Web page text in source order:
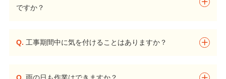
ですか？
Q. 工事期間中に気を付けることはありますか？
Q. 雨の日も作業はできますか？